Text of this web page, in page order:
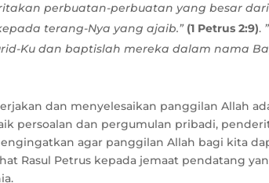
perbuatan-perbuatan yang besar
terang-Nya yang ajaib.” (1 Petrus 2:9).
Ku dan baptislah mereka dalam nama
dan menyelesaikan panggilan Allah
persoalan dan pergumulan pribadi,
agar panggilan Allah bagi kita
Rasul Petrus kepada jemaat pendatang